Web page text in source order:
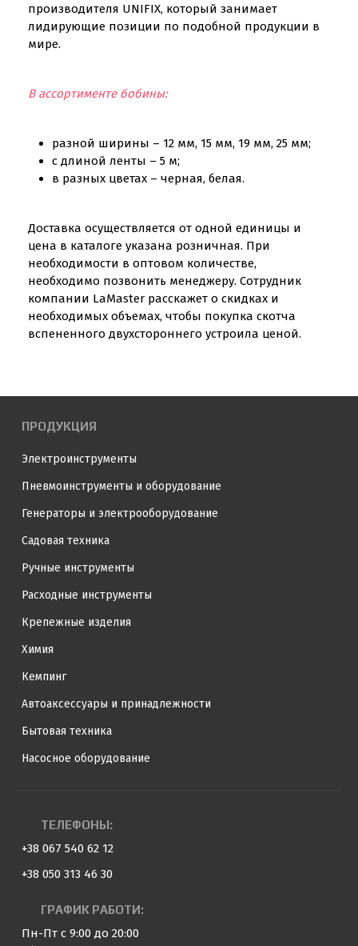
производителя UNIFIX, который занимает
лидирующие позиции по подобной продукции в
мире.
В ассортименте бобины:
разной ширины – 12 мм, 15 мм, 19 мм, 25 мм;
с длиной ленты – 5 м;
в разных цветах – черная, белая.
Доставка осуществляется от одной единицы и
цена в каталоге указана розничная. При
необходимости в оптовом количестве,
необходимо позвонить менеджеру. Сотрудник
компании LaMaster расскажет о скидках и
необходимых объемах, чтобы покупка скотча
вспененного двухстороннего устроила ценой.
ПРОДУКЦИЯ
Электроинструменты
Пневмоинструменты и оборудование
Генераторы и электрооборудование
Садовая техника
Ручные инструменты
Расходные инструменты
Крепежные изделия
Химия
Кемпинг
Автоаксессуары и принадлежности
Бытовая техника
Насосное оборудование
ТЕЛЕФОНЫ:
+38 067 540 62 12
+38 050 313 46 30
ГРАФИК РАБОТИ:
Пн-Пт с 9:00 до 20:00